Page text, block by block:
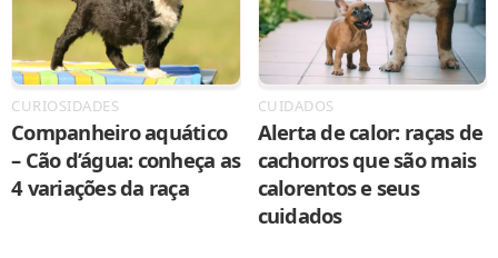
CURIOSIDADES
Companheiro aquático
– Cão d’água: conheça as
4 variações da raça
CUIDADOS
Alerta de calor: raças de
cachorros que são mais
calorentos e seus
cuidados